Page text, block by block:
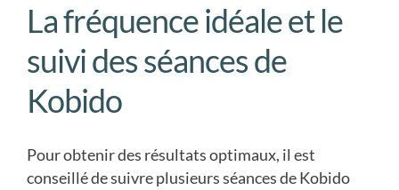
La fréquence idéale et le
suivi des séances de
Kobido
Pour obtenir des résultats optimaux, il est
conseillé de suivre plusieurs séances de Kobido